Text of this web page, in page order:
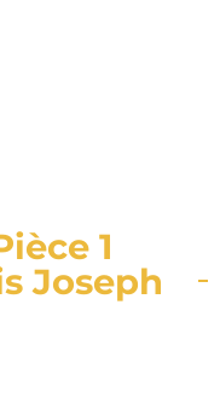
1
Joseph